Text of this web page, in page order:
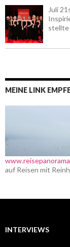
Juli
stellte
MEINE LINK
auf Reisen mit
INTERVIEWS